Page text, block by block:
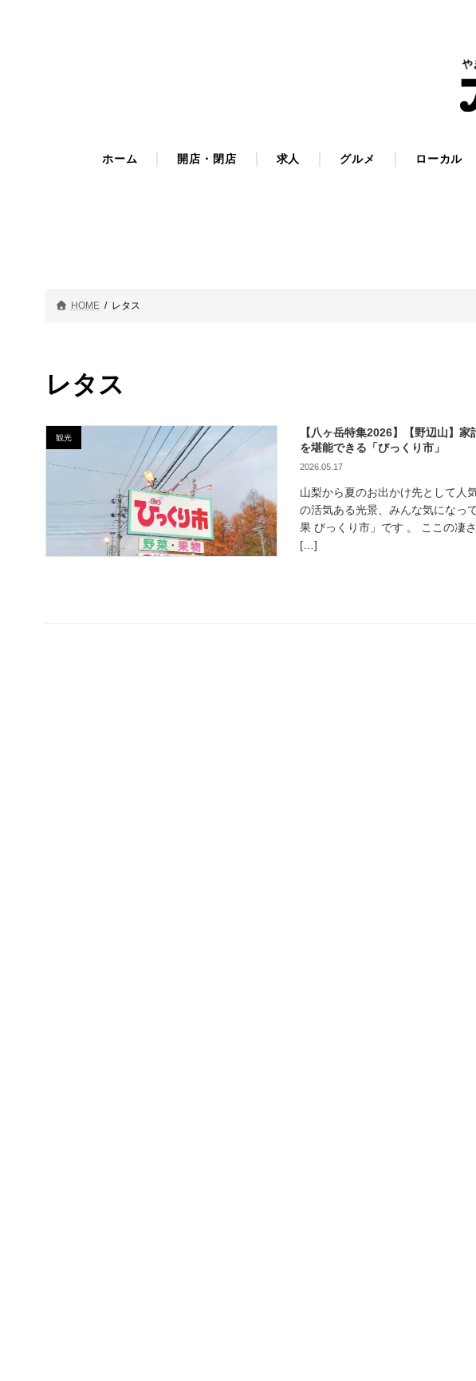
ホーム 開店・閉店 求人 グルメ ローカル
HOME レタス
レタス
観光
【八ヶ岳特集2026】【野辺山】
を堪能できる「びっくり市」
2026.05.17
山梨から夏のお出かけ先として人
の活気ある光景、みんな気になっ
果 びっくり市」です 。 ここの凄
[…]